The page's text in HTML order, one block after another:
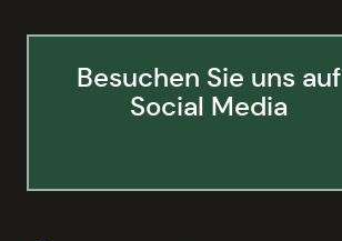
Besuchen Sie uns auf
Social Media